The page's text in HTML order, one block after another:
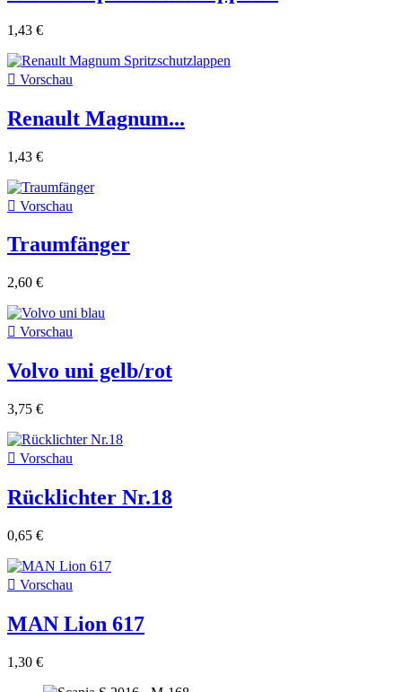
1,43 €
 Vorschau
Renault Magnum...
1,43 €
 Vorschau
Traumfänger
2,60 €
 Vorschau
Volvo uni gelb/rot
3,75 €
 Vorschau
Rücklichter Nr.18
0,65 €
 Vorschau
MAN Lion 617
1,30 €